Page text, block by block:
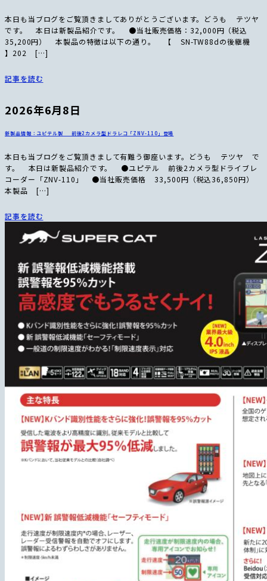
本日も当ブログをご覧頂きましてありがとうございます。どうも テツヤ
です。 本日は新製品紹介です。 ●当社販売価格：32,000円（税込
35,200円） 本製品の特徴は以下の通り。 【 SN-TW88dの後継機
】202 […]
記事を読む
2026年6月8日
新製品情報：ユピテル製 前後2カメラ型ドラレコ「ZNV-110」登場
本日も当ブログをご覧頂きまして有難う御座います。どうも テツヤ で
す。 本日は新製品紹介です。 ●ユピテル 前後2カメラ型ドライブレ
コーダー「ZNV-110」 ●当社販売価格 33,500円（税込36,850円）
本製品 […]
記事を読む